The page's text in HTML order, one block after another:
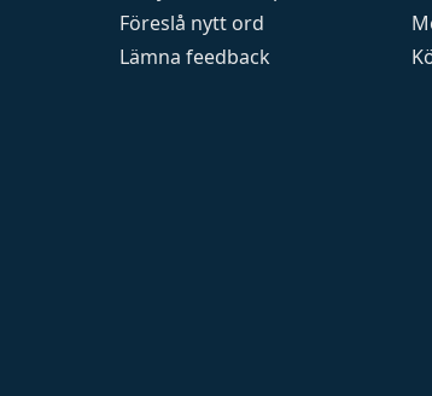
Föreslå nytt ord
Lämna feedback